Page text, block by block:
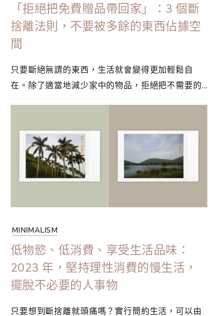
「拒絕把免費贈品帶回家」：3 個斷
捨離法則，不要被多餘的東西佔據空
間
只要斷絕無謂的東西，生活就會變得更加輕鬆自
在。除了適當地減少家中的物品，拒絕把不需要的
空間留給真正喜愛的物品，並且試試這篇文章介紹
的 3 個斷捨離法則。如果家中的物品太多，整理就
會變成一件麻煩的事情。每一次整理家居的時候⋯
MINIMALISM
低物慾、低消費、享受生活品味：
2023 年，堅持理性消費的慢生活，
擺脫不必要的人事物
只要想到斷捨離就頭痛嗎？實行簡約生活，可以由